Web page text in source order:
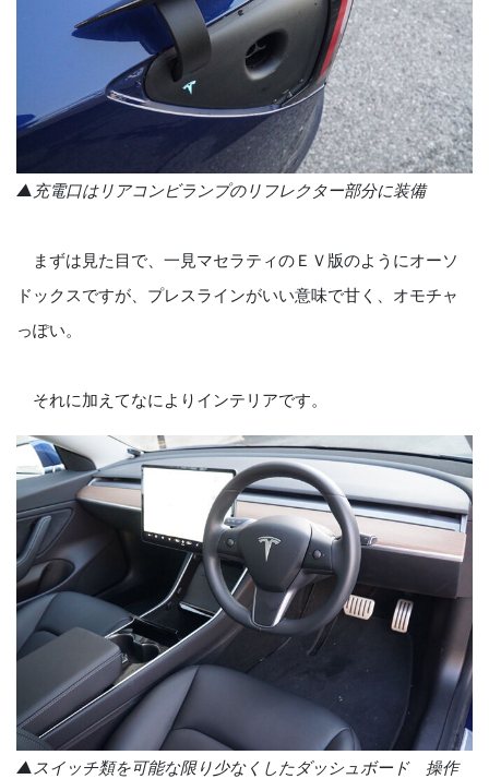
▲充電口はリアコンビランプのリフレクター部分に装備
まずは見た目で、一見マセラティのＥＶ版のようにオーソ
ドックスですが、プレスラインがいい意味で甘く、オモチャ
っぽい。
それに加えてなによりインテリアです。
▲スイッチ類を可能な限り少なくしたダッシュボード 操作